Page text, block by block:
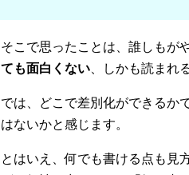
そこで思ったことは、誰しもが
ても面白くない 、しかも読まれ
では、どこで差別化ができるか
はないかと感じます。
とはいえ、何でも書ける点も見